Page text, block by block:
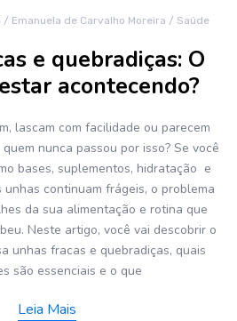
/ Emanuela de Carvalho Moreira / Saúde
e quebradiças: O
acontecendo?
lascam com facilidade ou parecem
nunca passou por isso? Se você
bases, suplementos, hidratação e
continuam frágeis, o problema
da sua alimentação e rotina que
Neste artigo, você vai descobrir o
unhas fracas e quebradiças, quais
são essenciais e o que
Leia Mais